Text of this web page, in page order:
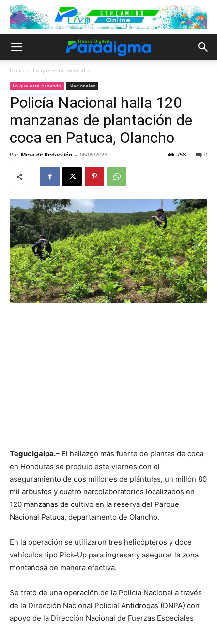
Inicio Lo que está pasando
Lo que está pasando Nacionales
Policía Nacional halla 120
manzanas de plantación de
coca en Patuca, Olancho
Por Mesa de Redacción - 06/05/2023 0
758
Tegucigalpa.– El hallazgo más fuerte de plantas de coca
en Honduras se produjo este viernes con el
aseguramiento de dos millones de plántulas, un millón 80
mil arbustos y cuatro narcolaboratorios localizados en
120 manzanas de cultivo en la reserva del Parque
Nacional Patuca, departamento de Olancho.
En la operación se utilizaron tres helicópteros y doce
vehículos tipo Pick-Up para ingresar y asegurar la zona
montañosa de manera efectiva.
Se trató de una operación de la Policía Nacional a través
de la Dirección Nacional Policial Antidrogas (DNPA) con
apoyo de la Dirección Nacional de Fuerzas Especiales